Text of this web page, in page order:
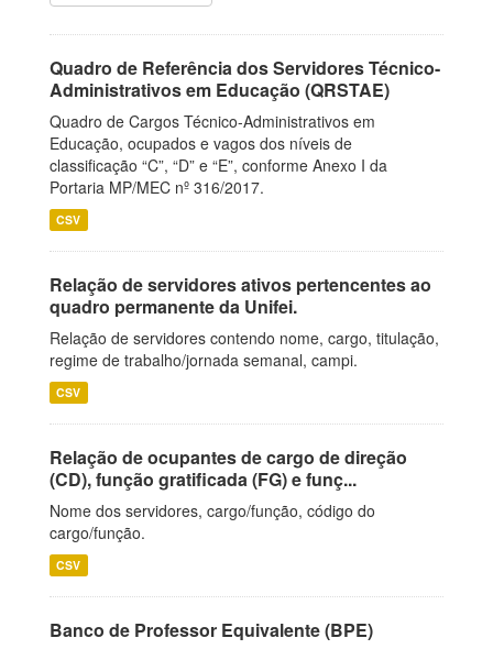
Quadro de Referência dos Servidores Técnico-
Administrativos em Educação (QRSTAE)
Quadro de Cargos Técnico-Administrativos em
Educação, ocupados e vagos dos níveis de
classificação “C”, “D” e “E”, conforme Anexo I da
Portaria MP/MEC nº 316/2017.
CSV
Relação de servidores ativos pertencentes ao
quadro permanente da Unifei.
Relação de servidores contendo nome, cargo, titulação,
regime de trabalho/jornada semanal, campi.
CSV
Relação de ocupantes de cargo de direção
(CD), função gratificada (FG) e funç...
Nome dos servidores, cargo/função, código do
cargo/função.
CSV
Banco de Professor Equivalente (BPE)